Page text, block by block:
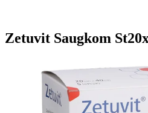
Zetuvit Saugkom